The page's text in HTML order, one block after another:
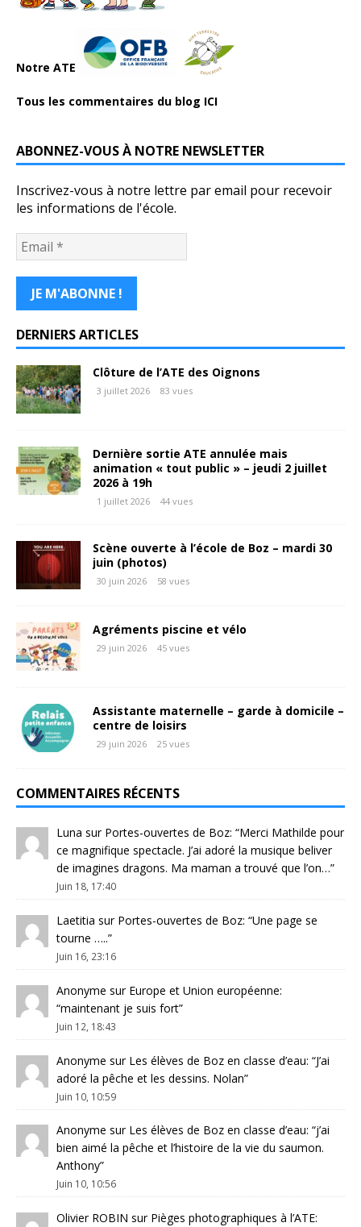
Notre ATE
Tous les commentaires du blog ICI
ABONNEZ-VOUS À NOTRE NEWSLETTER
Inscrivez-vous à notre lettre par email pour recevoir
les informations de l'école.
DERNIERS ARTICLES
Clôture de l’ATE des Oignons
3 juillet 2026 83 vues
Dernière sortie ATE annulée mais
animation « tout public » – jeudi 2 juillet
2026 à 19h
1 juillet 2026 44 vues
Scène ouverte à l’école de Boz – mardi 30
juin (photos)
30 juin 2026 58 vues
Agréments piscine et vélo
29 juin 2026 45 vues
Assistante maternelle – garde à domicile –
centre de loisirs
29 juin 2026 25 vues
COMMENTAIRES RÉCENTS
Luna sur Portes-ouvertes de Boz: “Merci Mathilde pour
ce magnifique spectacle. J’ai adoré la musique beliver
de imagines dragons. Ma maman a trouvé que l’on…”
Juin 18, 17:40
Laetitia sur Portes-ouvertes de Boz: “Une page se
tourne …..”
Juin 16, 23:16
Anonyme sur Europe et Union européenne:
“maintenant je suis fort”
Juin 12, 18:43
Anonyme sur Les élèves de Boz en classe d’eau: “J’ai
adoré la pêche et les dessins. Nolan”
Juin 10, 10:59
Anonyme sur Les élèves de Boz en classe d’eau: “j’ai
bien aimé la pêche et l’histoire de la vie du saumon.
Anthony”
Juin 10, 10:56
Olivier ROBIN sur Pièges photographiques à l’ATE: